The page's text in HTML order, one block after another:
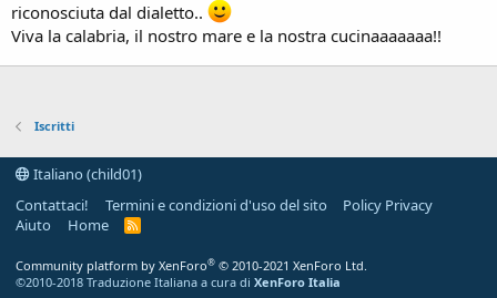
riconosciuta dal dialetto..
Viva la calabria, il nostro mare e la nostra cucinaaaaaaa!!
Iscritti
Italiano (child01)
Contattaci!
Termini e condizioni d'uso del sito
Policy Privacy
Aiuto
Home
R
Community platform by XenForo® © 2010-2021 XenForo Ltd.
©2010-2018 Traduzione Italiana a cura di XenForo Italia